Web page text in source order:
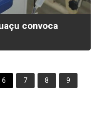
convoca
6 7 8 9